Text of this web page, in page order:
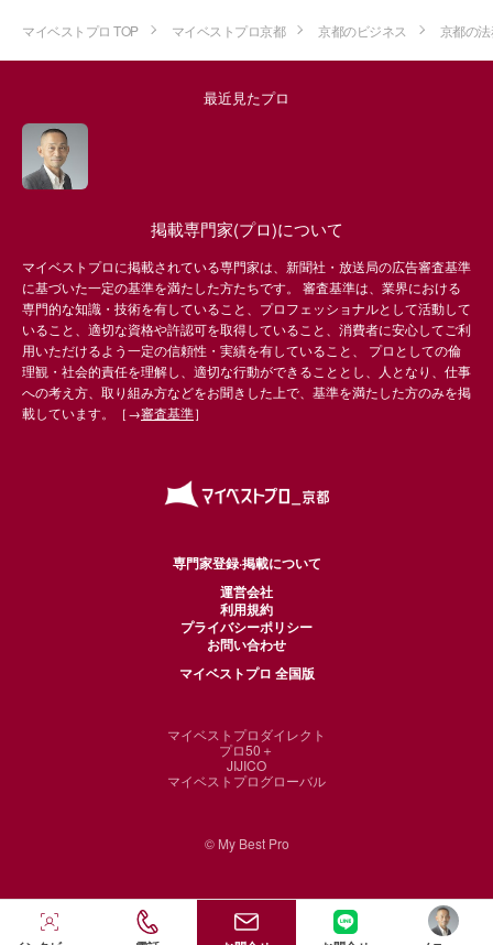
マイベストプロ TOP マイベストプロ京都 京都のビジネス 京都の
最近見たプロ
掲載専門家(プロ)について
マイベストプロに掲載されている専門家は、新聞社・放送局の広告審査基準
に基づいた一定の基準を満たした方たちです。 審査基準は、業界における
専門的な知識・技術を有していること、プロフェッショナルとして活動して
いること、適切な資格や許認可を取得していること、消費者に安心してご利
用いただけるよう一定の信頼性・実績を有していること、 プロとしての倫
理観・社会的責任を理解し、適切な行動ができることとし、人となり、仕事
への考え方、取り組み方などをお聞きした上で、基準を満たした方のみを掲
載しています。［→審査基準］
専門家登録·掲載について
運営会社
利用規約
プライバシーポリシー
お問い合わせ
マイベストプロ 全国版
マイベストプロダイレクト
プロ50＋
JIJICO
マイベストプログローバル
© My Best Pro